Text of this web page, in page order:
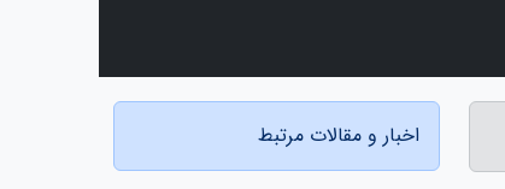
اخبار و مقالات مرتبط